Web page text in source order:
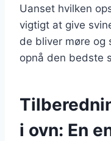
Uanset hvilken
vigtigt at give
de bliver møre og
opnå den bedste
i ovn: En